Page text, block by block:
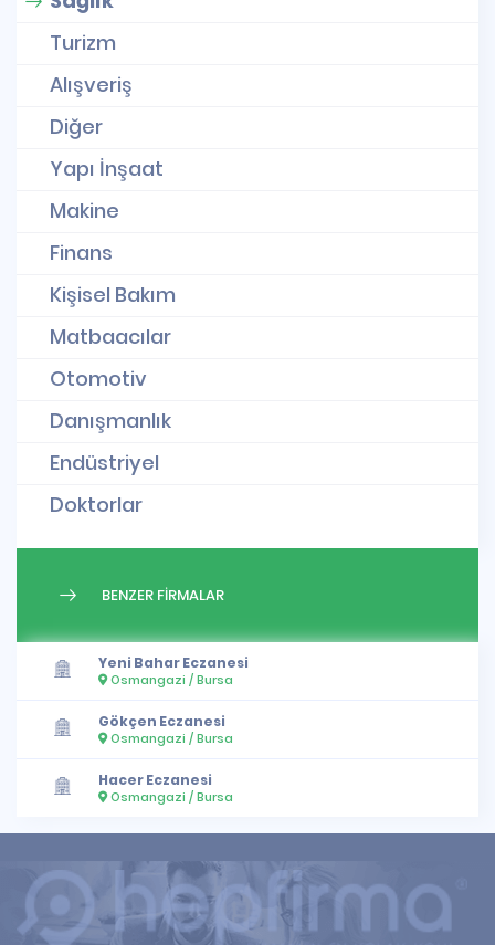
Turizm
Alışveriş
Diğer
Yapı İnşaat
Makine
Finans
Kişisel Bakım
Matbaacılar
Otomotiv
Danışmanlık
Endüstriyel
Doktorlar
BENZER FİRMALAR
Yeni Bahar Eczanesi
Osmangazi / Bursa
Gökçen Eczanesi
Osmangazi / Bursa
Hacer Eczanesi
Osmangazi / Bursa